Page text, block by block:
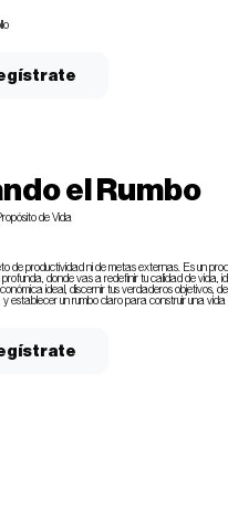
el Rumbo
de Vida
de productividad ni de metas externas. Es un
donde vas a redefinir tu calidad de vida,
ideal, discernir tus verdaderos objetivos,
y establecer un rumbo claro para construir una vida